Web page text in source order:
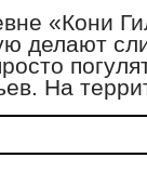
«Кони
делают
На